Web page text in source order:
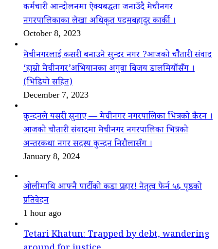
कर्मचारी आन्दोलनमा ऐक्यबद्धता जनाउँदै मेचीनगर
नगरपालिकाका लेखा अधिकृत पदमबहादुर कार्की ।
October 8, 2023
मेचीनगरलाई कसरी बनाउने सुन्दर नगर ?आजको चौैतारी संवाद
‘हाम्रो मेचीनगर’अभियानका अगुवा बिजय डालमियाँसँग ।
(भिडियो सहित)
December 7, 2023
कुन्दनले यसरी सुनाए — मेचीनगर नगरपालिका भित्रको कैरन ।
आजको चौतारी संवादमा मेचीनगर नगरपालिका भित्रको
अन्तरकथा नगर सदस्य कुन्दन निरौलासँग ।
January 8, 2024
ओलीमाथि आफ्नै पार्टीको कडा प्रहार! नेतृत्व फेर्न ५६ पृष्ठको
प्रतिवेदन
1 hour ago
Tetari Khatun: Trapped by debt, wandering